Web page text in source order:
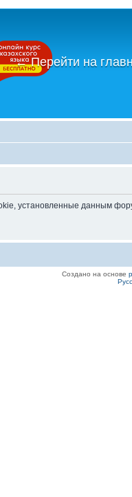
←Перейти на
установленные данным
Создано на основе